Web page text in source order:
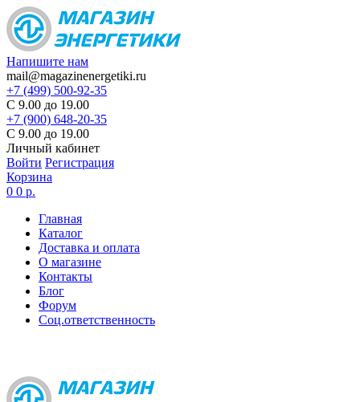
Напишите нам
mail@magazinenergetiki.ru
+7 (499) 500-92-35
С 9.00 до 19.00
+7 (900) 648-20-35
С 9.00 до 19.00
Личный кабинет
Войти Регистрация
Корзина
0 0 р.
Главная
Каталог
Доставка и оплата
О магазине
Контакты
Блог
Форум
Соц.ответственность